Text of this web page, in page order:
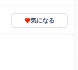
気になる